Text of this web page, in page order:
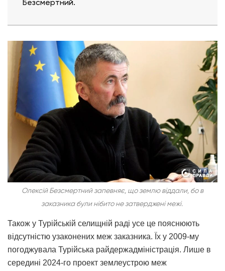
Безсмертний.
Олексій Безсмертний запевняє, що землю віддали, бо в
заказника були нібито не затверджені межі.
Також у Турійській селищній раді усе це пояснюють
відсутністю узаконених меж заказника. Їх у 2009-му
погоджувала Турійська райдержадміністрація. Лише в
середині 2024-го проект землеустрою меж